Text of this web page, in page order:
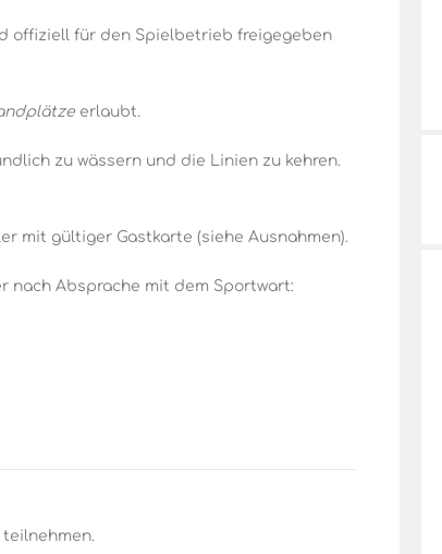
offiziell für den Spielbetrieb freigegeben
erlaubt.
zu wässern und die Linien zu kehren.
mit gültiger Gastkarte (siehe Ausnahmen).
nach Absprache mit dem Sportwart: